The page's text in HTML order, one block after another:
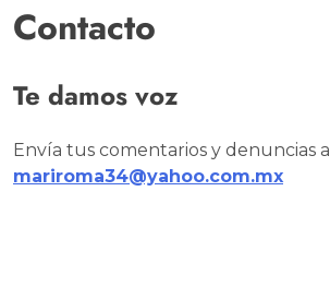
Contacto
Te damos voz
Envía tus comentarios y denuncias a
mariroma34@yahoo.com.mx